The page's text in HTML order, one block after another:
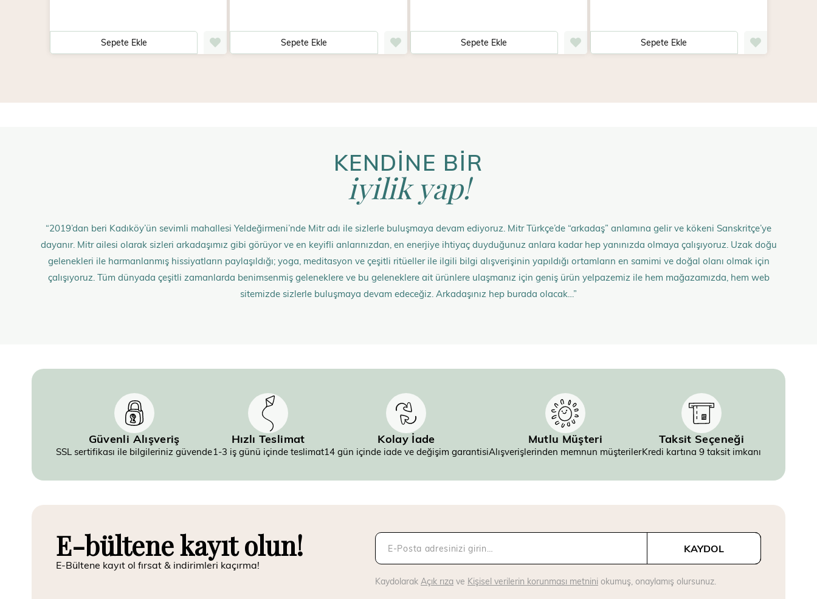
Sepete Ekle Sepete Ekle Sepete Ekle Sepete Ekle
KENDİNE BİR
iyilik yap!
“2019’dan beri Kadıköy’ün sevimli mahallesi Yeldeğirmeni’nde Mitr adı ile sizlerle buluşmaya devam ediyoruz. Mitr Türkçe’de “arkadaş” anlamına gelir ve kökeni Sanskritçe’ye
dayanır. Mitr ailesi olarak sizleri arkadaşımız gibi görüyor ve en keyifli anlarınızdan, en enerjiye ihtiyaç duyduğunuz anlara kadar hep yanınızda olmaya çalışıyoruz. Uzak doğu
gelenekleri ile harmanlanmış hissiyatların paylaşıldığı; yoga, meditasyon ve çeşitli ritüeller ile ilgili bilgi alışverişinin yapıldığı ortamların en samimi ve doğal olanı olmak için
çalışıyoruz. Tüm dünyada çeşitli zamanlarda benimsenmiş geleneklere ve bu geleneklere ait ürünlere ulaşmanız için geniş ürün yelpazemiz ile hem mağazamızda, hem web
sitemizde sizlerle buluşmaya devam edeceğiz. Arkadaşınız hep burada olacak…”
Güvenli Alışveriş
SSL sertifikası ile bilgileriniz güvende
Hızlı Teslimat
1-3 iş günü içinde teslimat
Kolay İade
14 gün içinde iade ve değişim garantisi
Mutlu Müşteri
Alışverişlerinden memnun müşteriler
Taksit Seçeneği
Kredi kartına 9 taksit imkanı
E-bültene kayıt olun!
E-Bültene kayıt ol fırsat & indirimleri kaçırma!
KAYDOL
Kaydolarak Açık rıza ve Kişisel verilerin korunması metnini okumuş, onaylamış olursunuz.